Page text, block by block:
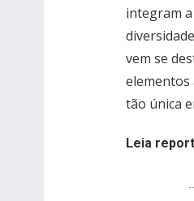
integram
vem se
elementos
tão única
Leia